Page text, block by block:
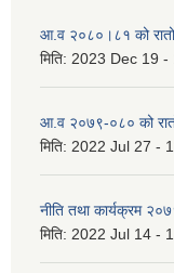
आ.व २०८०।८१ को
मिति: 2023 Dec 19 -
आ.व २०७९-०८० को
मिति: 2022 Jul 27 -
नीति तथा कार्यक्रम
मिति: 2022 Jul 14 -